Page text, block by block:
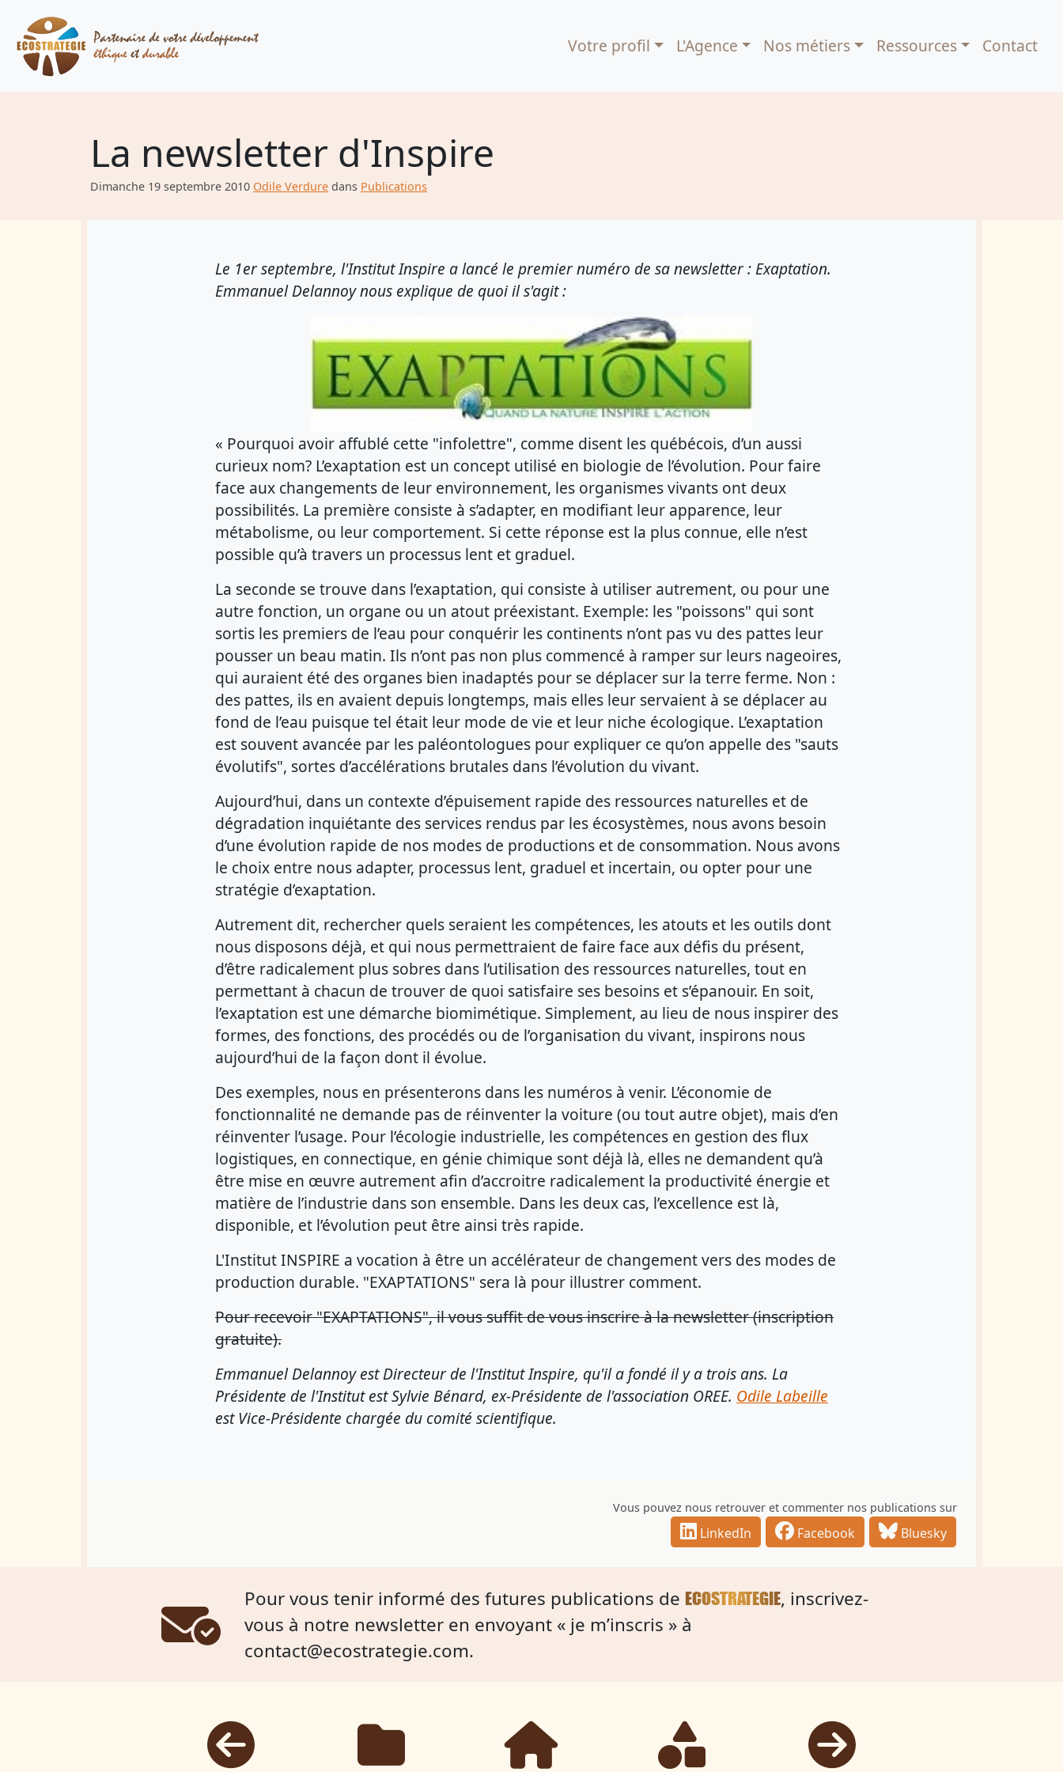
Votre profil L'Agence Nos métiers Ressources Contact
La newsletter d'Inspire
Dimanche 19 septembre 2010 Odile Verdure dans Publications
Le 1er septembre, l'Institut Inspire a lancé le premier numéro de sa newsletter : Exaptation.
Emmanuel Delannoy nous explique de quoi il s'agit :
« Pourquoi avoir affublé cette "infolettre", comme disent les québécois, d’un aussi
curieux nom? L’exaptation est un concept utilisé en biologie de l’évolution. Pour faire
face aux changements de leur environnement, les organismes vivants ont deux
possibilités. La première consiste à s’adapter, en modifiant leur apparence, leur
métabolisme, ou leur comportement. Si cette réponse est la plus connue, elle n’est
possible qu’à travers un processus lent et graduel.
La seconde se trouve dans l’exaptation, qui consiste à utiliser autrement, ou pour une
autre fonction, un organe ou un atout préexistant. Exemple: les "poissons" qui sont
sortis les premiers de l’eau pour conquérir les continents n’ont pas vu des pattes leur
pousser un beau matin. Ils n’ont pas non plus commencé à ramper sur leurs nageoires,
qui auraient été des organes bien inadaptés pour se déplacer sur la terre ferme. Non :
des pattes, ils en avaient depuis longtemps, mais elles leur servaient à se déplacer au
fond de l’eau puisque tel était leur mode de vie et leur niche écologique. L’exaptation
est souvent avancée par les paléontologues pour expliquer ce qu’on appelle des "sauts
évolutifs", sortes d’accélérations brutales dans l’évolution du vivant.
Aujourd’hui, dans un contexte d’épuisement rapide des ressources naturelles et de
dégradation inquiétante des services rendus par les écosystèmes, nous avons besoin
d’une évolution rapide de nos modes de productions et de consommation. Nous avons
le choix entre nous adapter, processus lent, graduel et incertain, ou opter pour une
stratégie d’exaptation.
Autrement dit, rechercher quels seraient les compétences, les atouts et les outils dont
nous disposons déjà, et qui nous permettraient de faire face aux défis du présent,
d’être radicalement plus sobres dans l’utilisation des ressources naturelles, tout en
permettant à chacun de trouver de quoi satisfaire ses besoins et s’épanouir. En soit,
l’exaptation est une démarche biomimétique. Simplement, au lieu de nous inspirer des
formes, des fonctions, des procédés ou de l’organisation du vivant, inspirons nous
aujourd’hui de la façon dont il évolue.
Des exemples, nous en présenterons dans les numéros à venir. L’économie de
fonctionnalité ne demande pas de réinventer la voiture (ou tout autre objet), mais d’en
réinventer l’usage. Pour l’écologie industrielle, les compétences en gestion des flux
logistiques, en connectique, en génie chimique sont déjà là, elles ne demandent qu’à
être mise en œuvre autrement afin d’accroitre radicalement la productivité énergie et
matière de l’industrie dans son ensemble. Dans les deux cas, l’excellence est là,
disponible, et l’évolution peut être ainsi très rapide.
L'Institut INSPIRE a vocation à être un accélérateur de changement vers des modes de
production durable. "EXAPTATIONS" sera là pour illustrer comment.
Pour recevoir "EXAPTATIONS", il vous suffit de vous inscrire à la newsletter (inscription
gratuite).
Emmanuel Delannoy est Directeur de l'Institut Inspire, qu'il a fondé il y a trois ans. La
Présidente de l'Institut est Sylvie Bénard, ex-Présidente de l'association OREE. Odile Labeille
est Vice-Présidente chargée du comité scientifique.
Vous pouvez nous retrouver et commenter nos publications sur
LinkedIn Facebook Bluesky
Pour vous tenir informé des futures publications de ECOSTRATEGIE, inscrivez-
vous à notre newsletter en envoyant « je m’inscris » à
contact@ecostrategie.com.